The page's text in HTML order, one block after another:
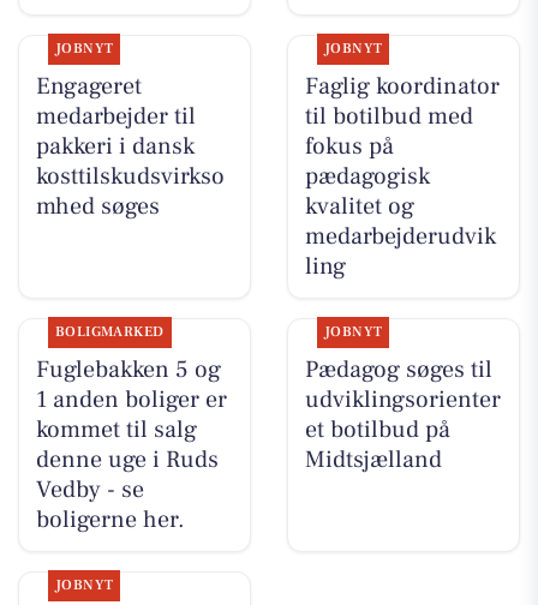
JOBNYT
Engageret
medarbejder til
pakkeri i dansk
kosttilskudsvirkso
mhed søges
JOBNYT
Faglig koordinator
til botilbud med
fokus på
pædagogisk
kvalitet og
medarbejderudvik
ling
BOLIGMARKED
Fuglebakken 5 og
1 anden boliger er
kommet til salg
denne uge i Ruds
Vedby - se
boligerne her.
JOBNYT
Pædagog søges til
udviklingsorienter
et botilbud på
Midtsjælland
JOBNYT